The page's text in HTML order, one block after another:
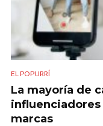
EL POPURRÍ
La mayoría de
influenciadores
marcas